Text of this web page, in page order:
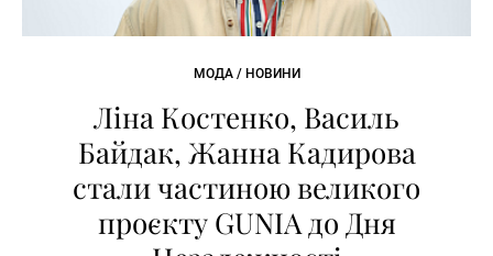
МОДА / НОВИНИ
Ліна Костенко, Василь
Байдак, Жанна Кадирова
стали частиною великого
проєкту GUNIA до Дня